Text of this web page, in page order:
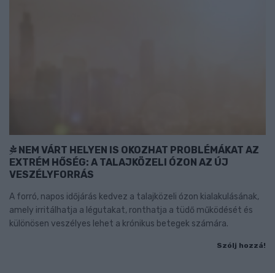
NEM VÁRT HELYEN IS OKOZHAT PROBLÉMÁKAT AZ
EXTRÉM HŐSÉG: A TALAJKÖZELI ÓZON AZ ÚJ
VESZÉLYFORRÁS
A forró, napos időjárás kedvez a talajközeli ózon kialakulásának,
amely irritálhatja a légutakat, ronthatja a tüdő működését és
különösen veszélyes lehet a krónikus betegek számára.
Szólj hozzá!